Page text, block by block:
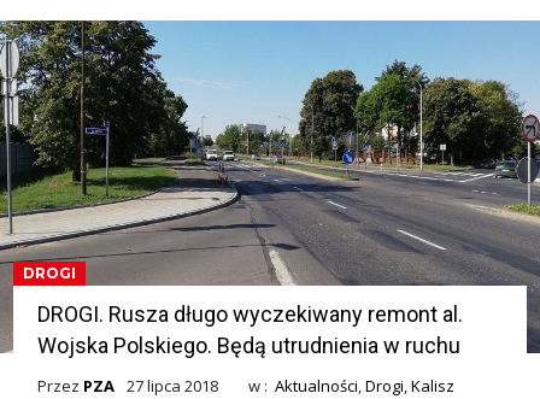
DROGI
DROGI. Rusza długo wyczekiwany remont al.
Wojska Polskiego. Będą utrudnienia w ruchu
Przez PZA 27 lipca 2018 w :Aktualności,Drogi,Kalisz